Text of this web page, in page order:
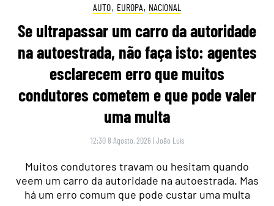
AUTO, EUROPA, NACIONAL
Se ultrapassar um carro da autoridade
na autoestrada, não faça isto: agentes
esclarecem erro que muitos
condutores cometem e que pode valer
uma multa
12:30 8 Agosto, 2026 |João Luís
Muitos condutores travam ou hesitam quando
veem um carro da autoridade na autoestrada. Mas
há um erro comum que pode custar uma multa